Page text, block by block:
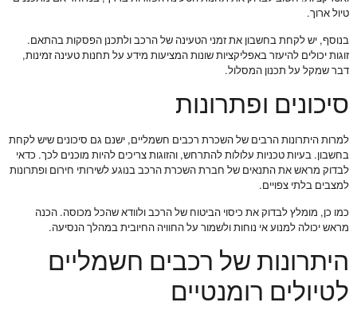
טיול ארוך.
בנוסף, יש לקחת בחשבון את זמני הטעינה של הרכב ולתכנן הפסקות בהתאם.
זוגות יכולים להיעזר באפליקציות שונות המציעות מידע על תחנות טעינה זמינות,
דבר שמקל על תכנון המסלול.
סיכונים ופתרונות
למרות היתרונות הרבים של השכרת רכבים חשמליים, ישנם גם סיכונים שיש לקחת
בחשבון. בעיות טכניות עלולות להתרחש, והזוגות צריכים להיות מוכנים לכך. כדאי
לבדוק מראש את התנאים של חברת השכרת הרכב בנוגע לשירותי חירום ופתרונות
למצבים בלתי צפויים.
כמו כן, מומלץ לבדוק את כיסוי הביטוח של הרכב ולוודא שהכל מכוסה. הכנה
מראש יכולה למנוע אי נוחות ולשמור על החוויה החיובית במהלך הנסיעה.
היתרונות של רכבים חשמליים
לטיולים רומנטיים